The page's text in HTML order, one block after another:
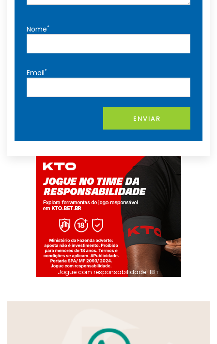
Nome*
Email*
ENVIAR
Jogue com responsabilidade. 18+